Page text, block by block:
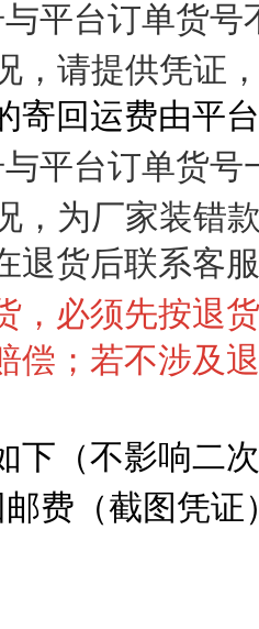
平台订单货
，请提供凭证
寄回运费由平
平台订单货号
，为厂家装错
退货后联系客
，必须先按退
偿；若不涉及
下（不影响二
费（截图凭证